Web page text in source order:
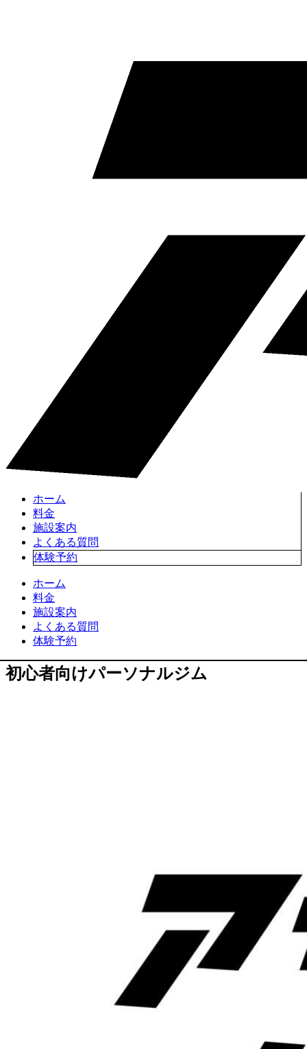
ホーム
料金
施設案内
よくある質問
体験予約
ホーム
料金
施設案内
よくある質問
体験予約
初心者向けパーソナルジム